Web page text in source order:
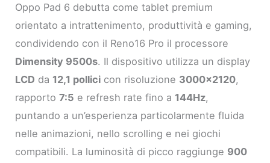
Oppo Pad 6 debutta come tablet premium
orientato a intrattenimento, produttività e gaming,
condividendo con il Reno16 Pro il processore
Dimensity 9500s. Il dispositivo utilizza un display
LCD da 12,1 pollici con risoluzione 3000×2120,
rapporto7:5 e refresh rate fino a 144Hz,
puntando a un’esperienza particolarmente fluida
nelle animazioni, nello scrolling e nei giochi
compatibili. La luminosità di picco raggiunge 900